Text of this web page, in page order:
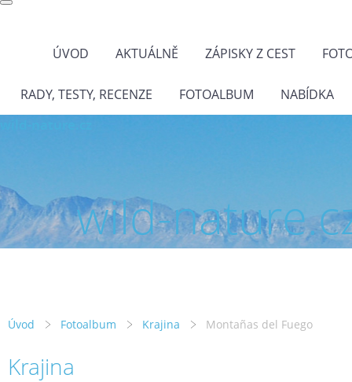
ÚVOD AKTUÁLNĚ ZÁPISKY Z CEST
RADY, TESTY, RECENZE FOTOALBUM NABÍDKA
wild-
Úvod Fotoalbum Krajina Montañas del Fuego
Krajina